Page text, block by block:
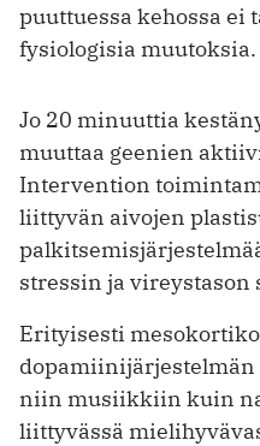
puuttuessa kehossa ei
fysiologisia muutoksia.
Jo 20 minuuttia
muuttaa geenien
Intervention
liittyvän aivojen
stressin ja vireystason
Erityisesti
niin musiikkiin kuin
liittyvässä